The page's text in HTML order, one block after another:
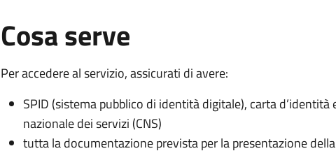
Cosa serve
Per accedere al servizio, assicurati di avere:
SPID (sistema pubblico di identità digitale), carta d’identità
nazionale dei servizi (CNS)
tutta la documentazione prevista per la presentazione